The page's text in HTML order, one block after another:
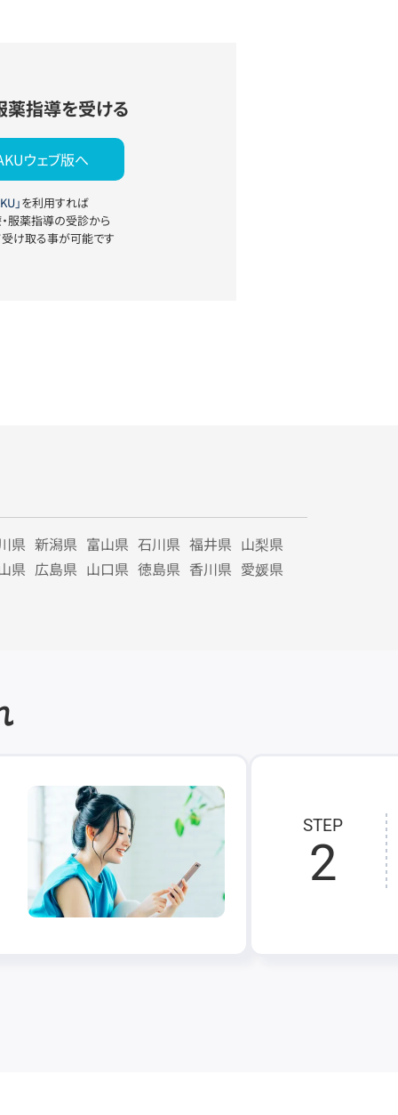
薬指導を受ける
ウェブ版へ
」を利用すれば
服薬指導の受診から
け取る事が可能です
県 新潟県 富山県 石川県 福井県 山梨県
県 広島県 山口県 徳島県 香川県 愛媛県
STEP
2